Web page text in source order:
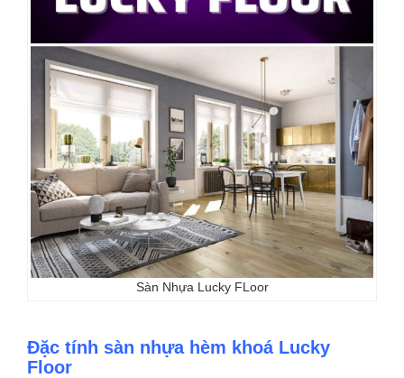
Sàn Nhựa Lucky FLoor
Đặc tính sàn nhựa hèm khoá Lucky
Floor